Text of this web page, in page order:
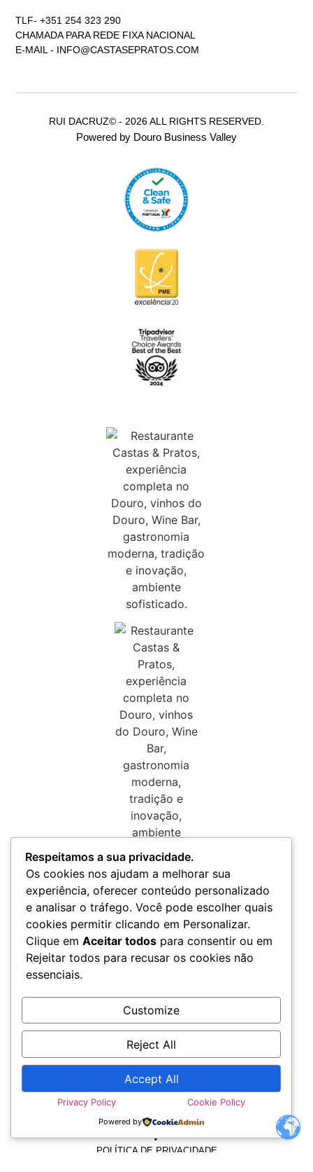
TLF- +351 254 323 290
CHAMADA PARA REDE FIXA NACIONAL
E-MAIL - INFO@CASTASEPRATOS.COM
RUI DACRUZ© - 2026 ALL RIGHTS RESERVED.
Powered by Douro Business Valley
TERMOS E CONDIÇÕES
POLÍTICA DE PRIVACIDADE
Respeitamos a sua privacidade.
Os cookies nos ajudam a melhorar sua
experiência, oferecer conteúdo personalizado
e analisar o tráfego. Você pode escolher quais
cookies permitir clicando em Personalizar.
Clique em Aceitar todos para consentir ou em
Rejeitar todos para recusar os cookies não
essenciais.
Customize
Reject All
Accept All
Privacy Policy Cookie Policy
Powered by